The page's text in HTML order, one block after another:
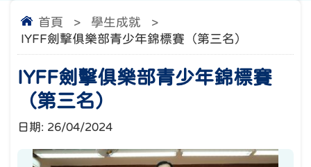
首頁 > 學生成就
>
IYFF劍擊俱樂部青少年錦標賽（第三名）
IYFF劍擊俱樂部青少年錦標賽
（第三名）
日期: 26/04/2024